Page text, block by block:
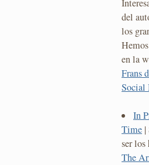
del
los
en la
Frans
Social
In
Time |
ser los
The